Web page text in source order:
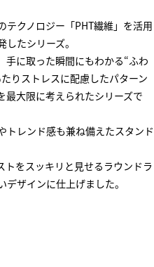
テクノロジー「PHT繊維」を活用
たシリーズ。
手に取った瞬間にもわかる“ふわ
りストレスに配慮したパターン
最大限に考えられたシリーズで
トレンド感も兼ね備えたスタンド
トをスッキリと見せるラウンドラ
ザインに仕上げました。